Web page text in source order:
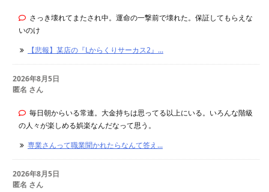
さっき壊れてまたされ中。運命の一撃前で壊れた。保証してもらえな
いのけ
【悲報】某店の『Lからくりサーカス2』...
2026年8月5日
匿名 さん
毎日朝からいる常連。大金持ちは思ってる以上にいる。いろんな階級
の人々が楽しめる娯楽なんだなって思う。
専業さんって職業聞かれたらなんて答え...
2026年8月5日
匿名 さん